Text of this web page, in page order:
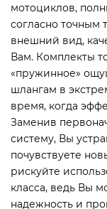
мотоциклов,
согласно точным
внешний вид,
Вам. Комплекты
«пружинное»
шлангам в
время, когда
Заменив
систему, Вы
почувствуете
рискуйте
класса, ведь Вы
надежность и